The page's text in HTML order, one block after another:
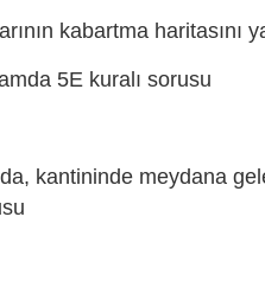
kabartma haritasını
5E kuralı sorusu
kantininde meydana